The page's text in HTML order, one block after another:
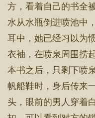
方，看着自己的书全
水从水瓶倒进喷池中
耳中，她已经习以为
衣袖，在喷泉周围捞
本书之后，只剩下喷
帆船鞋时，身后传来
头，眼前的男人穿着